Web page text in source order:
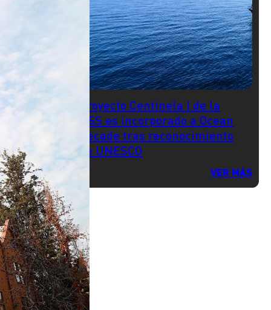
Proyecto Centinela I de la
USS es incorporado a Ocean
Decade tras reconocimiento
de UNESCO
VER MÁS